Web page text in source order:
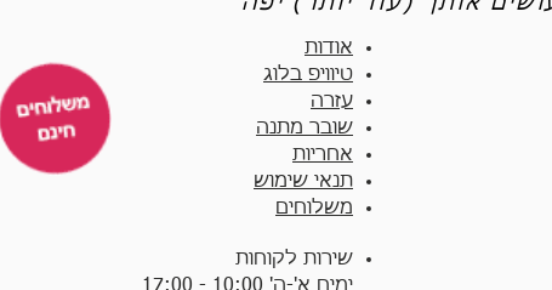
אודות
טיוויפ בלוג
עזרה
שובר מתנה
אחריות
תנאי שימוש
משלוחים
שירות לקוחות